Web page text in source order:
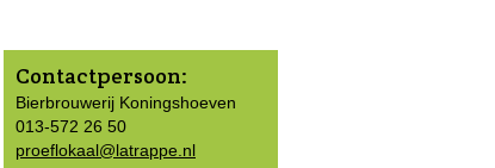
Contactpersoon:
Bierbrouwerij Koningshoeven
013-572 26 50
proeflokaal@latrappe.nl